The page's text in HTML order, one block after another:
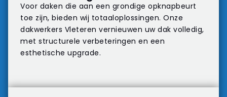
Voor daken die aan een grondige opknapbeurt
toe zijn, bieden wij totaaloplossingen. Onze
dakwerkers Vleteren vernieuwen uw dak volledig,
met structurele verbeteringen en een
esthetische upgrade.